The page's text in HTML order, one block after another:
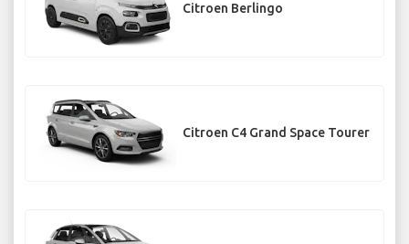
Citroen Berlingo
Citroen C4 Grand Space Tourer